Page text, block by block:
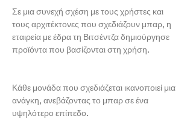
Σε μια συνεχή σχέση με τους χρήστες και
τους αρχιτέκτονες που σχεδιάζουν μπαρ, η
εταιρεία με έδρα τη Βιτσέντζα δημιούργησε
προϊόντα που βασίζονται στη χρήση.
Κάθε μονάδα που σχεδιάζεται ικανοποιεί μια
ανάγκη, ανεβάζοντας το μπαρ σε ένα
υψηλότερο επίπεδο.